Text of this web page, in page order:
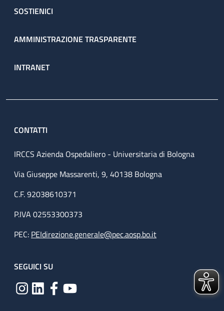
SOSTIENICI
AMMINISTRAZIONE TRASPARENTE
INTRANET
CONTATTI
IRCCS Azienda Ospedaliero - Universitaria di Bologna
Via Giuseppe Massarenti, 9, 40138 Bologna
C.F. 92038610371
P.IVA 02553300373
PEC: PEIdirezione.generale@pec.aosp.bo.it
SEGUICI SU